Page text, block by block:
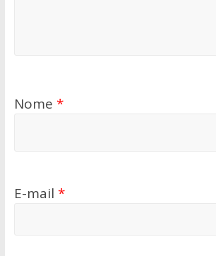
Nome *
E-mail *